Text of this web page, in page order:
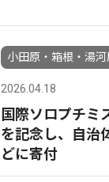
小田原・箱根・湯
2026.04.18
国際ソロプチミ
を記念し、自治
どに寄付